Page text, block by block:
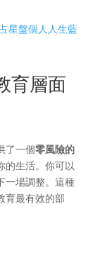
星盤個人人生藍
育層面
了一個零風險的
的生活。你可以
一場調整。這種
育最有效的部